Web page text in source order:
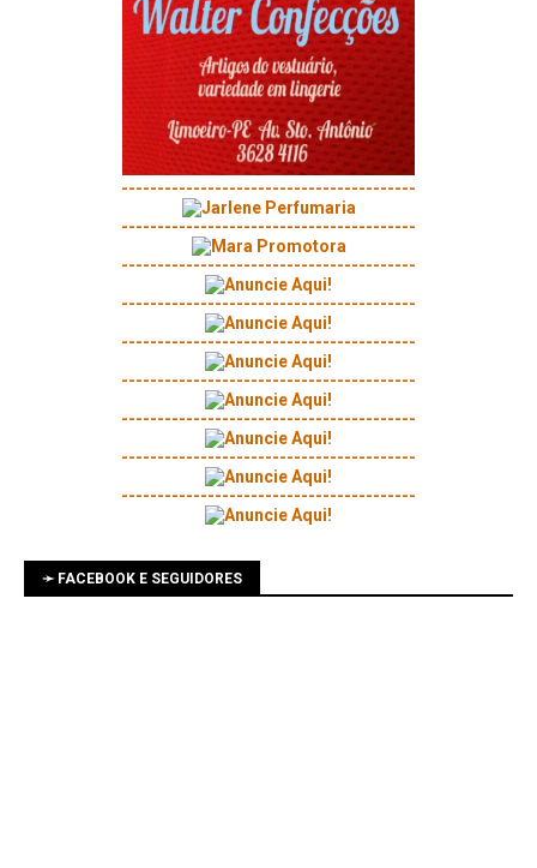
-----------------------------------------
-----------------------------------------
-----------------------------------------
-----------------------------------------
-----------------------------------------
-----------------------------------------
-----------------------------------------
-----------------------------------------
-----------------------------------------
➛ FACEBOOK E SEGUIDORES